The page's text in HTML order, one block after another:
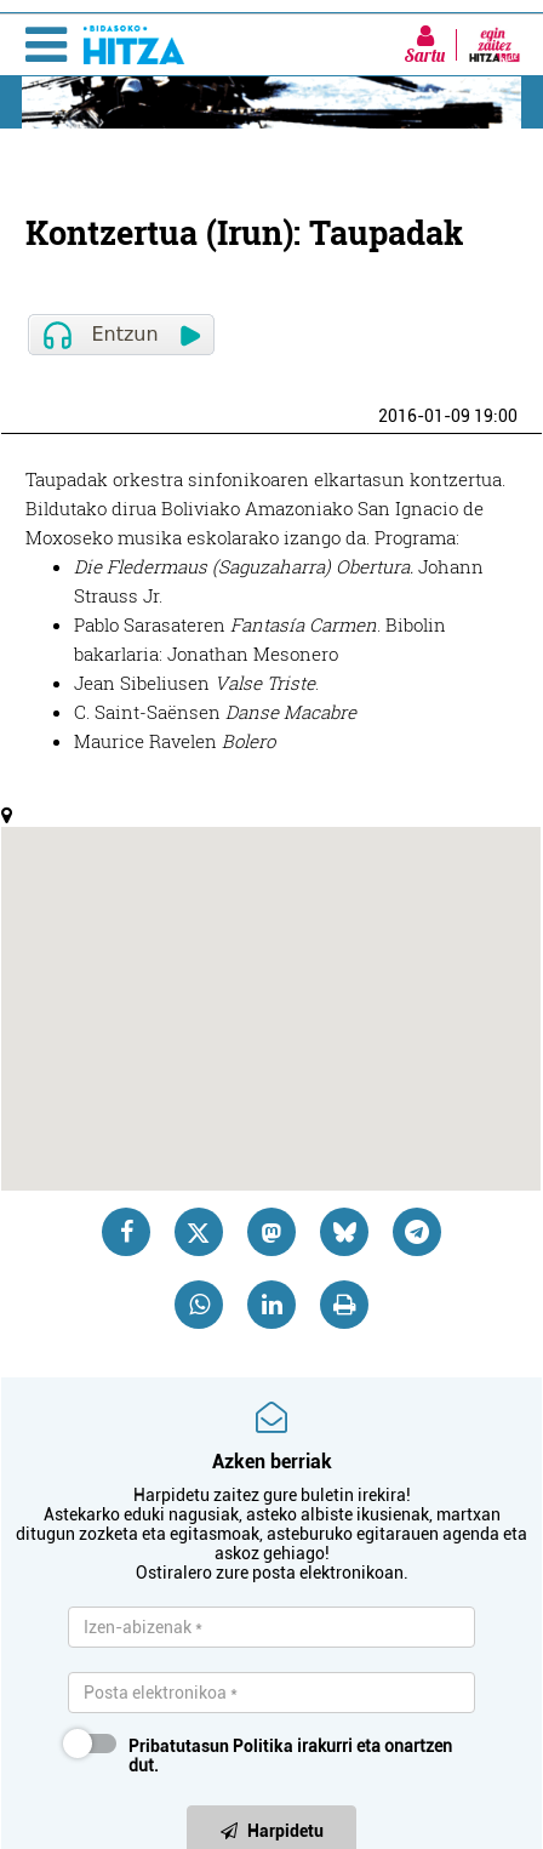
Sartu
Kontzertua (Irun): Taupadak
2016-01-09 19:00
Taupadak orkestra sinfonikoaren elkartasun kontzertua.
Bildutako dirua Boliviako Amazoniako San Ignacio de
Moxoseko musika eskolarako izango da. Programa:
Die Fledermaus (Saguzaharra) Obertura.Johann
Strauss Jr.
Pablo Sarasateren Fantasía Carmen . Bibolin
bakarlaria: Jonathan Mesonero
Jean Sibeliusen Valse Triste.
C. Saint-Saënsen Danse Macabre
Maurice Ravelen Bolero
Azken berriak
Harpidetu zaitez gure buletin irekira!
Astekarko eduki nagusiak, asteko albiste ikusienak, martxan
ditugun zozketa eta egitasmoak, asteburuko egitarauen agenda eta
askoz gehiago!
Ostiralero zure posta elektronikoan.
Pribatutasun Politika irakurri eta onartzen
dut.
Harpidetu